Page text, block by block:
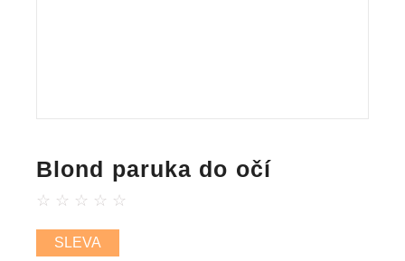
Blond paruka do očí
☆ ☆ ☆ ☆ ☆
SLEVA